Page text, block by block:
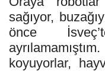
sağıyor,
önce
koyuyorlar,